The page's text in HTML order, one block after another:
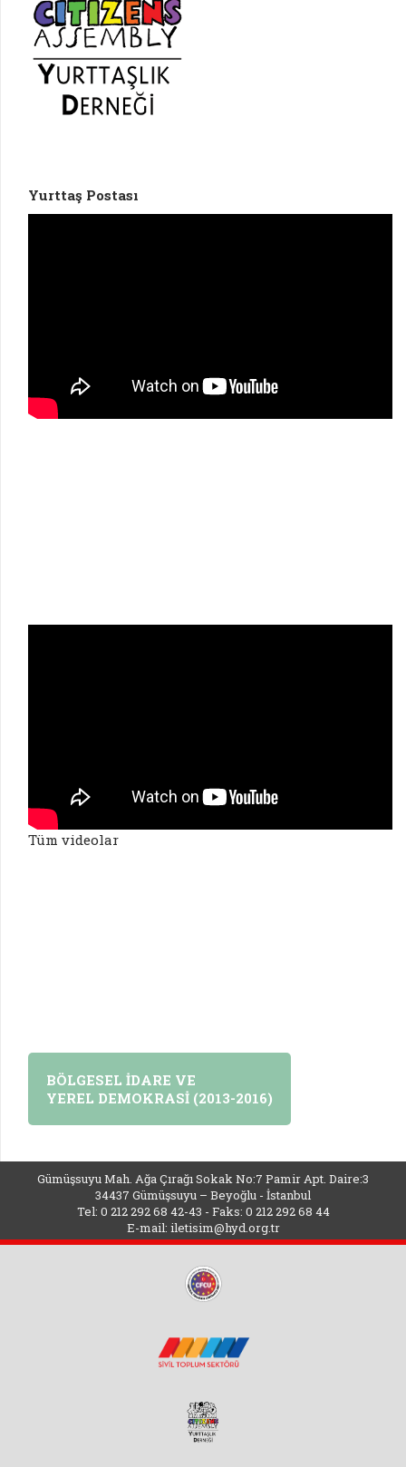
Yurttaş Postası
Tüm videolar
BÖLGESEL İDARE VE
YEREL DEMOKRASİ (2013-2016)
Gümüşsuyu Mah. Ağa Çırağı Sokak No:7 Pamir Apt. Daire:3
34437 Gümüşsuyu – Beyoğlu - İstanbul
Tel: 0 212 292 68 42-43 - Faks: 0 212 292 68 44
E-mail: iletisim@hyd.org.tr